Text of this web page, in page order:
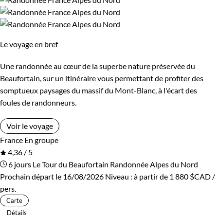
permettront de profiter des mois d’hiver. De son côté,
l’arrivée des beaux jours annonce celle de trailers et trekkeurs
Itinérance
Le voyage en bref
Une randonnée au cœur de la superbe nature préservée du
Beaufortain, sur un itinéraire vous permettant de profiter des
somptueux paysages du massif du Mont-Blanc, à l'écart des
foules de randonneurs.
Voir le voyage
France En groupe
4,36 / 5
6 jours Le Tour du Beaufortain Randonnée Alpes du Nord
Prochain départ le 16/08/2026 Niveau : à partir de 1 880 $CAD /
pers.
Carte
Détails